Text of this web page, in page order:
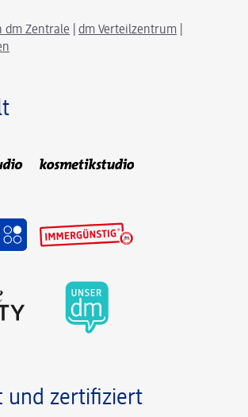
dm Zentrale dm Verteilzentrum
und zertifiziert